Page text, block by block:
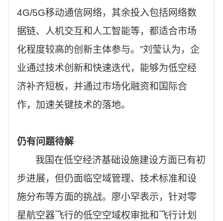
4G/5G移动通信网络，其余投入包括网络数
据链、人机交互和人工智能等，都适合市场
化程度较高的创新主体参与。”刘莹认为，企
业通过技术创新和快速迭代，能够为低空经
济补齐短板，并通过市场化融资和国际合
作，加速关键技术的落地。
仍有问题待解
我国在低空经济基础设施建设方面已有初
步进展，但仍面临空域管理、技术标准和设
施分布等方面的挑战。廖小罕表示，针对零
星航空器飞行的低空空域权审批和飞行计划